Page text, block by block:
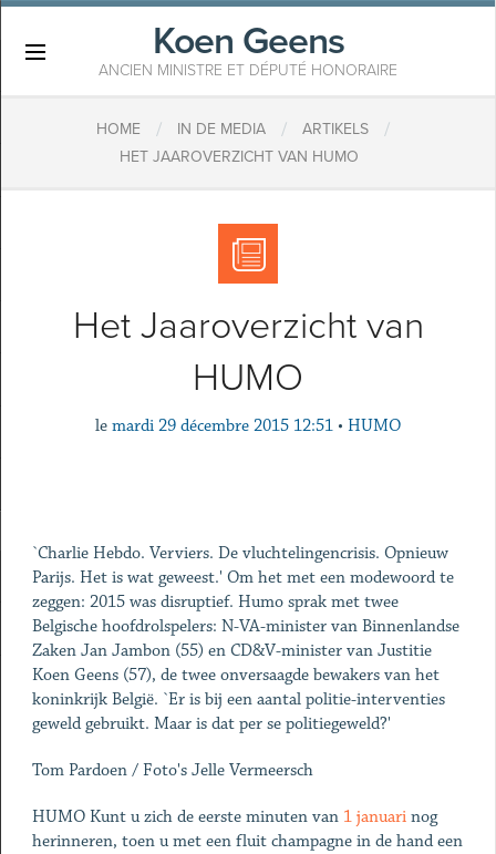
Koen Geens
ANCIEN MINISTRE ET DÉPUTÉ HONORAIRE
HOME / IN DE MEDIA / ARTIKELS /
HET JAAROVERZICHT VAN HUMO
Het Jaaroverzicht van
HUMO
le mardi 29 décembre 2015 12:51 • HUMO
`Charlie Hebdo. Verviers. De vluchtelingencrisis. Opnieuw
Parijs. Het is wat geweest.' Om het met een modewoord te
zeggen: 2015 was disruptief. Humo sprak met twee
Belgische hoofdrolspelers: N-VA-minister van Binnenlandse
Zaken Jan Jambon (55) en CD&V-minister van Justitie
Koen Geens (57), de twee onversaagde bewakers van het
koninkrijk België. `Er is bij een aantal politie-interventies
geweld gebruikt. Maar is dat per se politiegeweld?'
Tom Pardoen / Foto's Jelle Vermeersch
HUMO Kunt u zich de eerste minuten van 1 januarinog
herinneren, toen u met een fluit champagne in de hand een